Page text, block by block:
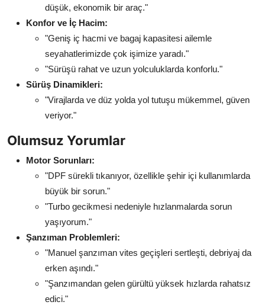
düşük, ekonomik bir araç."
Konfor ve İç Hacim:
"Geniş iç hacmi ve bagaj kapasitesi ailemle
seyahatlerimizde çok işimize yaradı."
"Sürüşü rahat ve uzun yolculuklarda konforlu."
Sürüş Dinamikleri:
"Virajlarda ve düz yolda yol tutuşu mükemmel, güven
veriyor."
Olumsuz Yorumlar
Motor Sorunları:
"DPF sürekli tıkanıyor, özellikle şehir içi kullanımlarda
büyük bir sorun."
"Turbo gecikmesi nedeniyle hızlanmalarda sorun
yaşıyorum."
Şanzıman Problemleri:
"Manuel şanzıman vites geçişleri sertleşti, debriyaj da
erken aşındı."
"Şanzımandan gelen gürültü yüksek hızlarda rahatsız
edici."